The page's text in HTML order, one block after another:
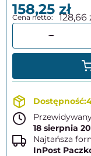
158,25 128,66
18 sierpnia
Najtańsza
InPost